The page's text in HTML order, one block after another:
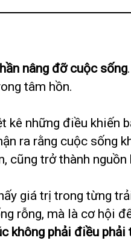
nâng đỡ cuộc sống
tâm hồn.
kê những điều khiến
ra rằng cuộc sống
cũng trở thành nguồn
giá trị trong từng
rỗng, mà là cơ hội
không phải điều